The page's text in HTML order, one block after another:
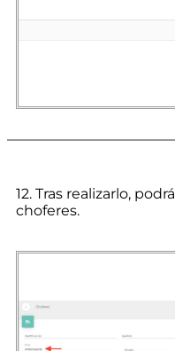
12. Tras realizarlo,
choferes.